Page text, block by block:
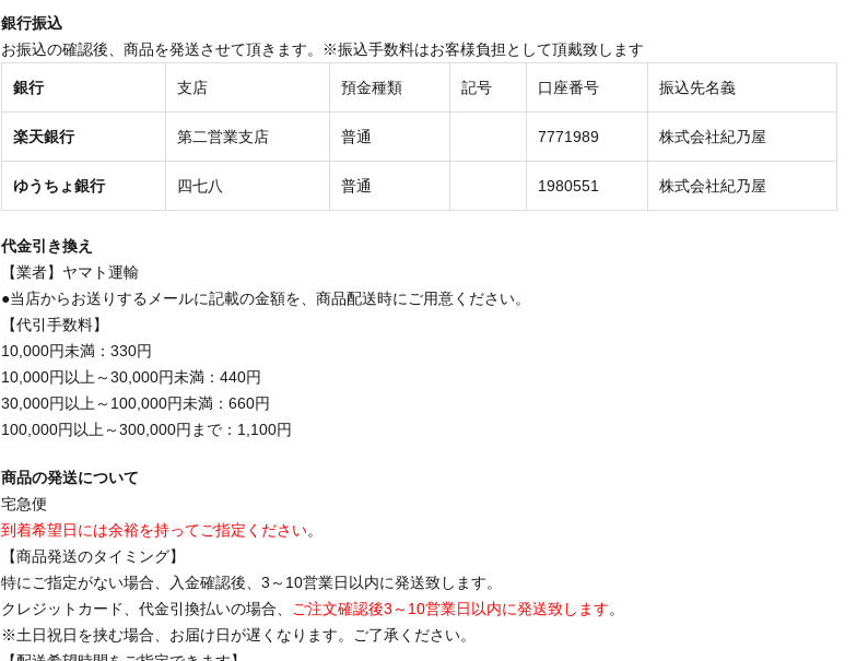
銀行振込
お振込の確認後、商品を発送させて頂きます。※振込手数料はお客様負担として頂戴致します
銀行 支店 預金種類 記号 口座番号 振込先名義
楽天銀行 第二営業支店 普通 7771989 株式会社紀乃屋
ゆうちょ銀行 四七八 普通 1980551 株式会社紀乃屋
代金引き換え
【業者】ヤマト運輸
●当店からお送りするメールに記載の金額を、商品配送時にご用意ください。
【代引手数料】
10,000円未満：330円
10,000円以上～30,000円未満：440円
30,000円以上～100,000円未満：660円
100,000円以上～300,000円まで：1,100円
商品の発送について
宅急便
到着希望日には余裕を持ってご指定ください。
【商品発送のタイミング】
特にご指定がない場合、入金確認後、3～10営業日以内に発送致します。
クレジットカード、代金引換払いの場合、
ご注文確認後3～10営業日以内に発送致します。
※土日祝日を挟む場合、お届け日が遅くなります。ご了承ください。